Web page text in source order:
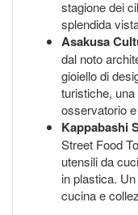
stagione dei
splendida
Asakusa
dal noto
gioiello di
turistiche,
osservatorio
Kappabashi
Street Food
utensili da
in plastica.
cucina e